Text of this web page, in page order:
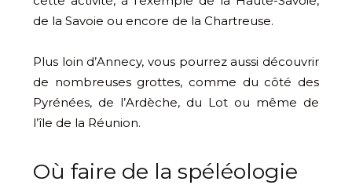
de la Savoie ou encore de la Chartreuse.
Plus loin d’Annecy, vous pourrez aussi découvrir
de nombreuses grottes, comme du côté des
Pyrénées, de l’Ardèche, du Lot ou même de
l’île de la Réunion.
Où faire de la spéléologie